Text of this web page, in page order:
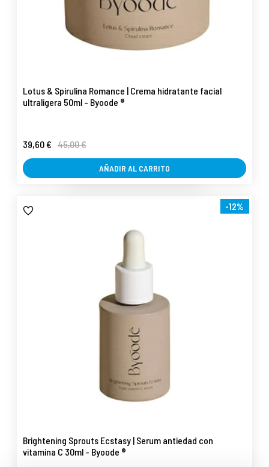
Lotus & Spirulina Romance | Crema hidratante facial
ultraligera 50ml - Byoode ®
39,60 € 45,00 €
AÑADIR AL CARRITO
-12%
Brightening Sprouts Ecstasy | Serum antiedad con
vitamina C 30ml - Byoode ®